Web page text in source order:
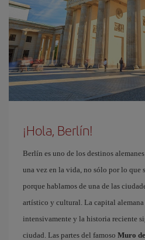
¡Hola, Berlín!
Berlín es uno de los destinos
una vez en la vida, no sólo por lo que
porque hablamos de una de las
artístico y cultural. La capital
intensivamente y la historia reciente
ciudad. Las partes del famoso Muro